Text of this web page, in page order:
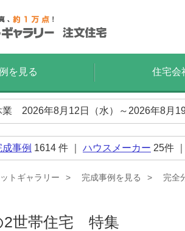
を見る 住宅会
業 2026年8月12日（水）～2026年8月
成事例 1614 件 ｜ ハウスメーカー 25件
トギャラリー 完成事例を見る 完全
2世帯住宅 特集